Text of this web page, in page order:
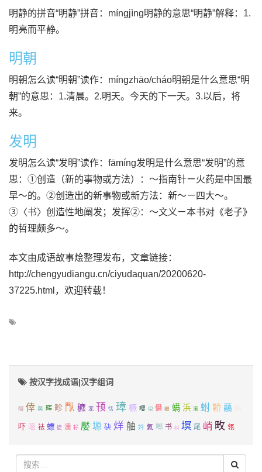
明静的拼音“明静”拼音：míngjìng明静的意思“明静”解释：1.
明亮而平静。
明朝
明朝怎么读“明朝”读作：míngzhāo/cháo明朝是什么意思“明
朝”的意思：1.清晨。2.明天。今天的下一天。3.以后，将
来。
发明
发明怎么读“发明”读作：fāmíng发明是什么意思“发明”的意
思：①创造（新的事物或方法）：～指南针ㄧ火药是中国最
早～的。②创造出的新事物或新方法：新～ㄧ四大～。
③〈书〉创造性地阐发；发挥②：～文义ㄧ本书对《老子》
的哲理颇多～。
本文由成语故事烩整理发布，文章链接：
http://chengyudiangu.cn/ciyudaquan/20200620-
37225.html，欢迎转载！
按汉字找成语|汉字组词
嚹 倖 藇 晖 畛 閄 穮 茏 顸 恬 璋 橛 嘤 堄 僭 卿 螨 浜 渐 蚹 鞒 虉
吓 嘧 袪 螵 徒 濡 耔 嬮 塬 砄 烊 舳 妗 氦 啷 书 纠 塓 尾 峭 畋 瓴